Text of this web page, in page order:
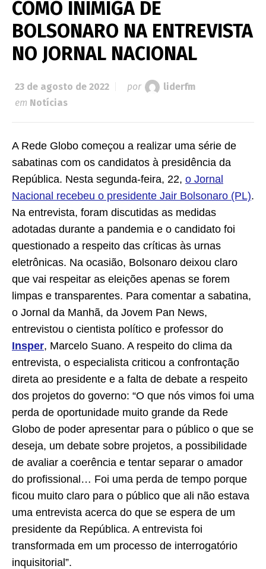
COMO INIMIGA DE
BOLSONARO NA ENTREVISTA
NO JORNAL NACIONAL
23 de agosto de 2022 por
liderfm
em Notícias
A Rede Globo começou a realizar uma série de
sabatinas com os candidatos à presidência da
República. Nesta segunda-feira, 22, o Jornal
Nacional recebeu o presidente Jair Bolsonaro (PL).
Na entrevista, foram discutidas as medidas
adotadas durante a pandemia e o candidato foi
questionado a respeito das críticas às urnas
eletrônicas. Na ocasião, Bolsonaro deixou claro
que vai respeitar as eleições apenas se forem
limpas e transparentes. Para comentar a sabatina,
o Jornal da Manhã, da Jovem Pan News,
entrevistou o cientista político e professor do
Insper, Marcelo Suano. A respeito do clima da
entrevista, o especialista criticou a confrontação
direta ao presidente e a falta de debate a respeito
dos projetos do governo: “O que nós vimos foi uma
perda de oportunidade muito grande da Rede
Globo de poder apresentar para o público o que se
deseja, um debate sobre projetos, a possibilidade
de avaliar a coerência e tentar separar o amador
do profissional… Foi uma perda de tempo porque
ficou muito claro para o público que ali não estava
uma entrevista acerca do que se espera de um
presidente da República. A entrevista foi
transformada em um processo de interrogatório
inquisitorial”.